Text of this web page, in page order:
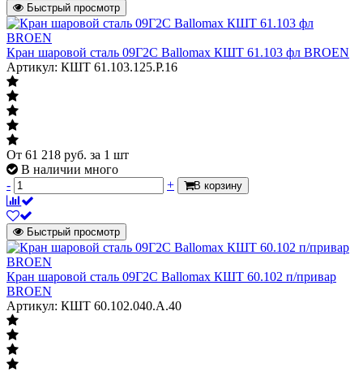
Быстрый просмотр
Кран шаровой сталь 09Г2С Ballomax КШТ 61.103 фл BROEN
Артикул: КШТ 61.103.125.Р.16
От 61 218 руб. за 1 шт
В наличии много
-
+ В корзину
Быстрый просмотр
Кран шаровой сталь 09Г2С Ballomax КШТ 60.102 п/привар
BROEN
Артикул: КШТ 60.102.040.А.40